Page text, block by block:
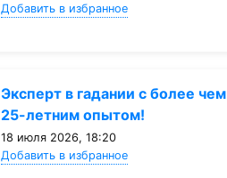
Добавить в избранное
Эксперт в гадании с более чем
25-летним опытом!
18 июля 2026, 18:20
Добавить в избранное